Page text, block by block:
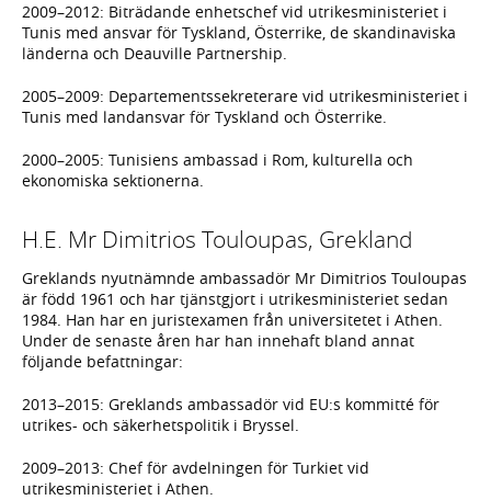
2009–2012: Biträdande enhetschef vid utrikesministeriet i
Tunis med ansvar för Tyskland, Österrike, de skandinaviska
länderna och Deauville Partnership.
2005–2009: Departementssekreterare vid utrikesministeriet i
Tunis med landansvar för Tyskland och Österrike.
2000–2005: Tunisiens ambassad i Rom, kulturella och
ekonomiska sektionerna.
H.E. Mr Dimitrios Touloupas, Grekland
Greklands nyutnämnde ambassadör Mr Dimitrios Touloupas
är född 1961 och har tjänstgjort i utrikesministeriet sedan
1984. Han har en juristexamen från universitetet i Athen.
Under de senaste åren har han innehaft bland annat
följande befattningar:
2013–2015: Greklands ambassadör vid EU:s kommitté för
utrikes- och säkerhetspolitik i Bryssel.
2009–2013: Chef för avdelningen för Turkiet vid
utrikesministeriet i Athen.